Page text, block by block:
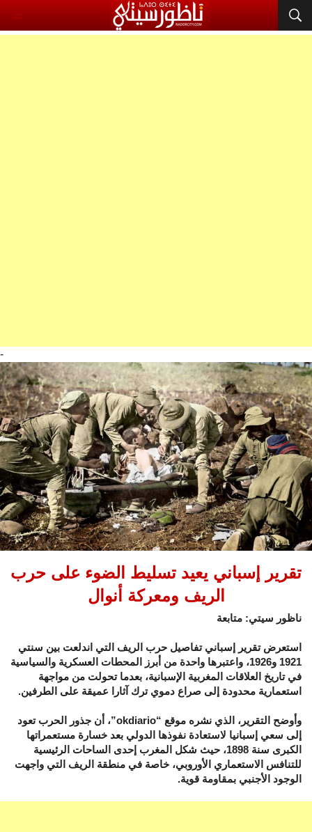
-
تقرير إسباني يعيد تسليط الضوء على حرب
الريف ومعركة أنوال
ناظور سيتي: متابعة
استعرض تقرير إسباني تفاصيل حرب الريف التي اندلعت بين سنتي
1921 و1926، واعتبرها واحدة من أبرز المحطات العسكرية والسياسية
في تاريخ العلاقات المغربية الإسبانية، بعدما تحولت من مواجهة
استعمارية محدودة إلى صراع دموي ترك آثارا عميقة على الطرفين.
وأوضح التقرير، الذي نشره موقع “okdiario”، أن جذور الحرب تعود
إلى سعي إسبانيا لاستعادة نفوذها الدولي بعد خسارة مستعمراتها
الكبرى سنة 1898، حيث شكل المغرب إحدى الساحات الرئيسية
للتنافس الاستعماري الأوروبي، خاصة في منطقة الريف التي واجهت
الوجود الأجنبي بمقاومة قوية.